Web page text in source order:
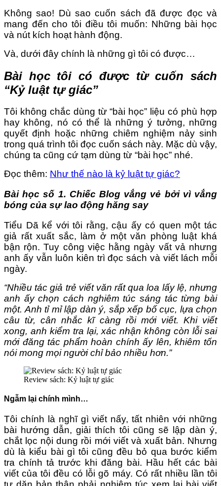
Không sao! Dù sao cuốn sách đã được đọc và
mang đến cho tôi điều tôi muốn: Những bài học
và nút kích hoạt hành động.
Và, dưới đây chính là những gì tôi có được…
Bài học tôi có được từ cuốn sách
“Kỷ luật tự giác”
Tôi không chắc dùng từ “bài học” liệu có phù hợp
hay không, nó có thể là những ý tưởng, những
quyết định hoặc những chiêm nghiệm nảy sinh
trong quá trình tôi đọc cuốn sách này. Mặc dù vậy,
chúng ta cũng cứ tạm dùng từ “bài học” nhé.
Đọc thêm: Như thế nào là kỷ luật tự giác?
Bài học số 1. Chiếc Blog vắng vẻ bởi vì vắng
bóng của sự lao động hăng say
Tiểu Dã kể với tôi rằng, cậu ấy có quen một tác
giả rất xuất sắc, làm ở một văn phòng luật khá
bận rộn. Tuy công việc hằng ngày vất vả nhưng
anh ấy vẫn luôn kiên trì đọc sách và viết lách mỗi
ngày.
“Nhiều tác giả trẻ viết văn rất qua loa lấy lệ, nhưng
anh ấy chọn cách nghiêm túc sáng tác từng bài
một. Anh tỉ mỉ lập dàn ý, sắp xếp bố cục, lựa chọn
câu từ, cân nhắc kĩ càng rồi mới viết. Khi viết
xong, anh kiểm tra lại, xác nhận không còn lỗi sai
mới đăng tác phẩm hoàn chính ấy lên, khiêm tốn
nói mong mọi người chỉ bảo nhiều hơn.”
Review sách: Kỷ luật tự giác
Ngẫm lại chính mình…
Tôi chính là nghĩ gì viết nấy, tất nhiên với những
bài hướng dẫn, giải thích tôi cũng sẽ lập dàn ý,
chắt lọc nội dung rồi mới viết và xuất bản. Nhưng
dù là kiểu bài gì tôi cũng đều bỏ qua bước kiểm
tra chính tả trước khi đăng bài. Hầu hết các bài
viết của tôi đều có lỗi gõ máy. Có rất nhiều lần tôi